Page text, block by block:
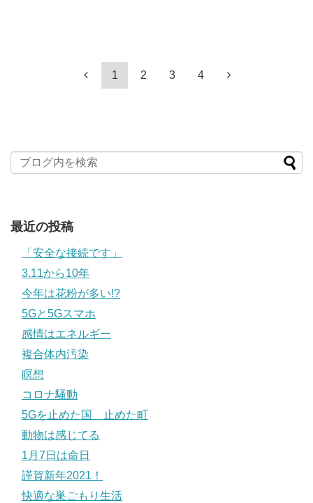
1 2 3 4
最近の投稿
「安全な接続です」
3.11から10年
今年は花粉が多い!?
5Gと5Gスマホ
感情はエネルギー
複合体内汚染
瞑想
コロナ騒動
5Gを止めた国 止めた町
動物は感じてる
1月7日は命日
謹賀新年2021！
快適な巣ごもり生活